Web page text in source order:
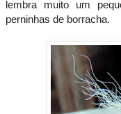
lembra muito um
perninhas de borracha.